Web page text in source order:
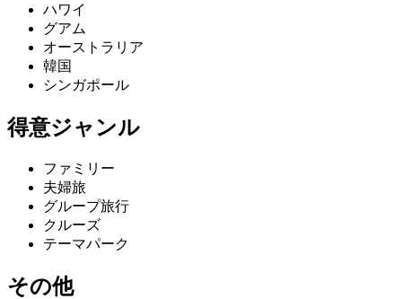
ハワイ
グアム
オーストラリア
韓国
シンガポール
得意ジャンル
ファミリー
夫婦旅
グループ旅行
クルーズ
テーマパーク
その他